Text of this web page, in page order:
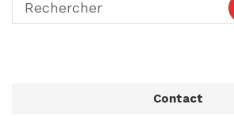
Contact